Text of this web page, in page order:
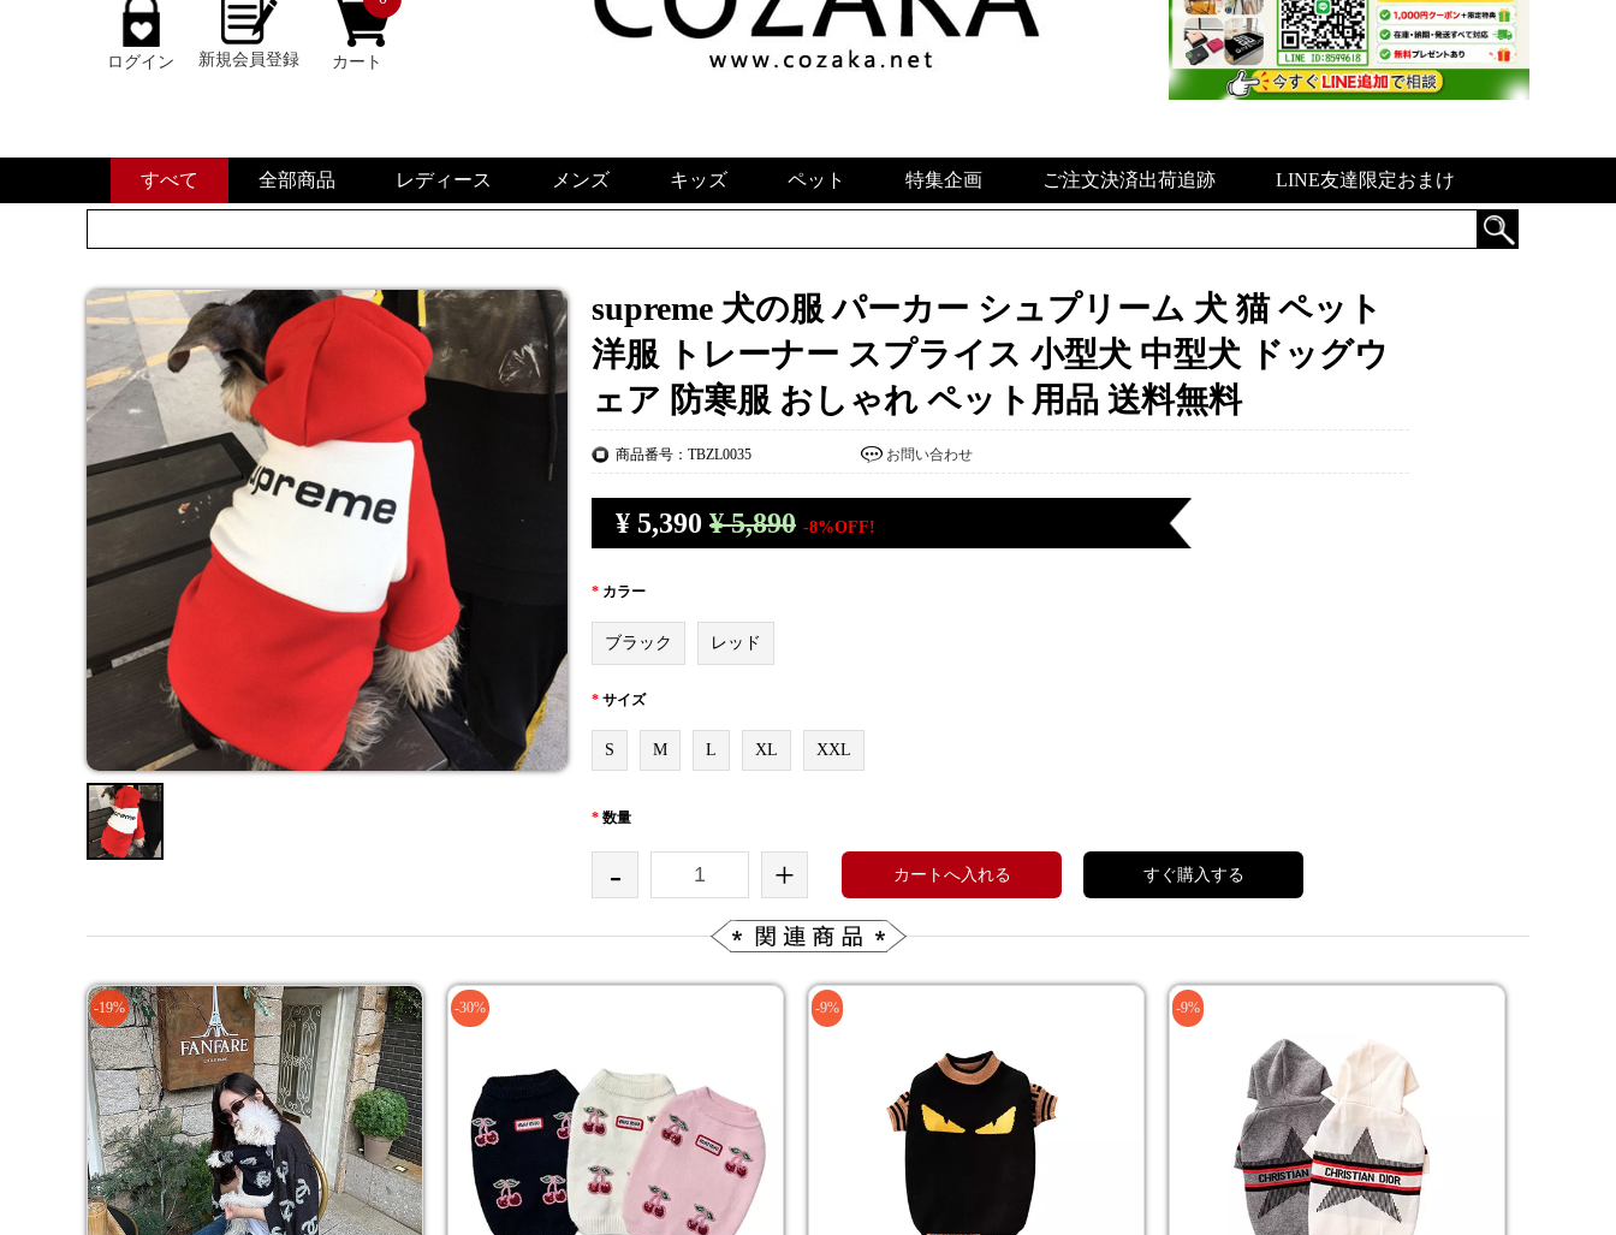
ログイン 新規会員登録 カート
すべて 全部商品 レディース メンズ キッズ ペット 特集企画 ご注文決済出荷追跡 LINE友達限定おまけ
supreme 犬の服 パーカー シュプリーム 犬 猫 ペット
洋服 トレーナー スプライス 小型犬 中型犬 ドッグウ
ェア 防寒服 おしゃれ ペット用品 送料無料
商品番号：TBZL0035 お問い合わせ
¥ 5,390 ¥ 5,890 -8%OFF!
* カラー
ブラック レッド
* サイズ
S M L XL XXL
* 数量
- + カートへ入れる すぐ購入する
-19% -30% -9% -9%